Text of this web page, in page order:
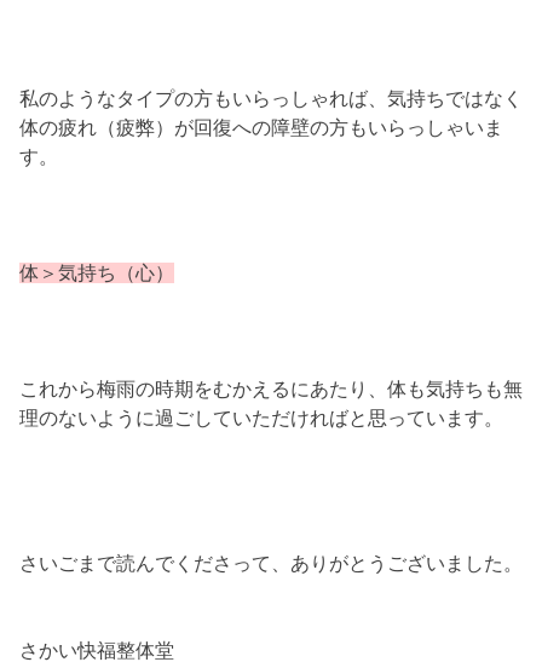
私のようなタイプの方もいらっしゃれば、気持ちではなく
体の疲れ（疲弊）が回復への障壁の方もいらっしゃいま
す。
体＞気持ち（心）
これから梅雨の時期をむかえるにあたり、体も気持ちも無
理のないように過ごしていただければと思っています。
さいごまで読んでくださって、ありがとうございました。
さかい快福整体堂